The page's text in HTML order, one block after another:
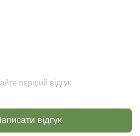
перший відгук
відгук